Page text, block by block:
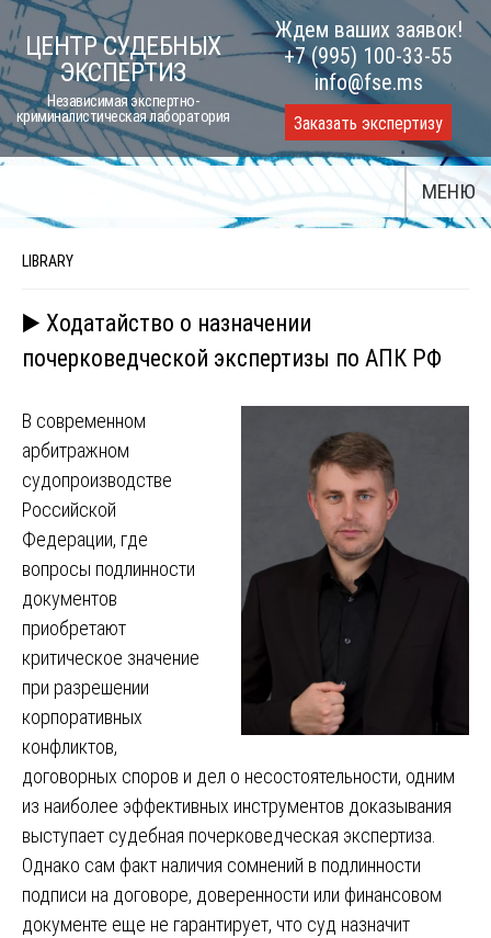
Skip
to
content
ЦЕНТР СУДЕБНЫХ
ЭКСПЕРТИЗ
Независимая экспертно-
криминалистическая лаборатория
Ждем ваших заявок!
+7 (995) 100-33-55
info@fse.ms
Заказать экспертизу
МЕНЮ
LIBRARY
▶️ Ходатайство о назначении
почерковедческой экспертизы по АПК РФ
В современном
арбитражном
судопроизводстве
Российской
Федерации, где
вопросы подлинности
документов
приобретают
критическое значение
при разрешении
корпоративных
конфликтов,
договорных споров и дел о несостоятельности, одним
из наиболее эффективных инструментов доказывания
выступает судебная почерковедческая экспертиза.
Однако сам факт наличия сомнений в подлинности
подписи на договоре, доверенности или финансовом
документе еще не гарантирует, что суд назначит